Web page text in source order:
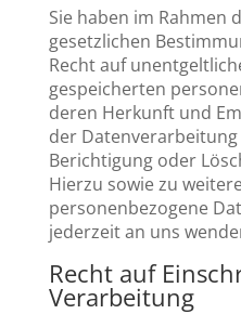
Sie haben im Rahmen
gesetzlichen
Recht auf
gespeicherten
deren Herkunft und
der
Berichtigung oder
Hierzu sowie zu
personenbezogene
jederzeit an uns
Recht auf
Verarbeitung